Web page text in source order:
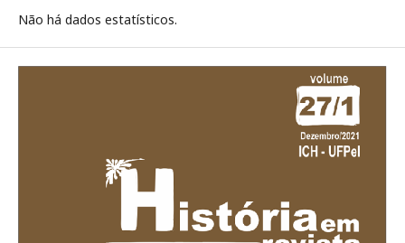
Não há dados estatísticos.